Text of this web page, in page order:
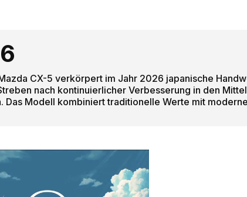
CX-5 verkörpert im Jahr 2026 japanische
nach kontinuierlicher Verbesserung in den
Das Modell kombiniert traditionelle Werte mit